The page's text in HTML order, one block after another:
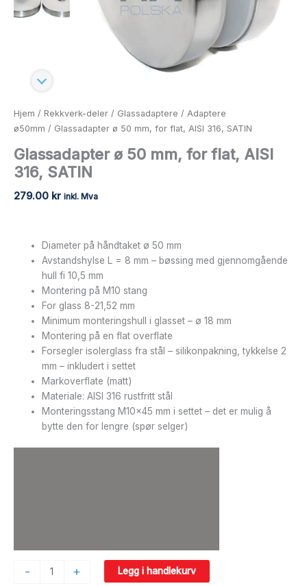
Hjem / Rekkverk-deler / Glassadaptere / Adaptere
ø50mm / Glassadapter ø 50 mm, for flat, AISI 316, SATIN
Glassadapter ø 50 mm, for flat, AISI
316, SATIN
279.00 kr inkl. Mva
Diameter på håndtaket ø 50 mm
Avstandshylse L = 8 mm – bøssing med gjennomgående
hull fi 10,5 mm
Montering på M10 stang
For glass 8-21,52 mm
Minimum monteringshull i glasset – ø 18 mm
Montering på en flat overflate
Forsegler isolerglass fra stål – silikonpakning, tykkelse 2
mm – inkludert i settet
Markoverflate (matt)
Materiale: AISI 316 rustfritt stål
Monteringsstang M10x45 mm i settet – det er mulig å
bytte den for lengre (spør selger)
- + Legg i handlekurv